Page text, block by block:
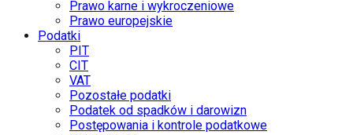
Prawo karne i wykroczeniowe
Prawo europejskie
Podatki
PIT
CIT
VAT
Pozostałe podatki
Podatek od spadków i darowizn
Postępowania i kontrole podatkowe